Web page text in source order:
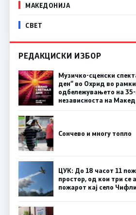
МАКЕДОНИЈА
СВЕТ
РЕДАКЦИСКИ ИЗБОР
Музичко-сценски
ден“ во Охрид во
одбележувањето на
независноста на
Сончево и многу топло
ЦУК: До 18 часот 11
простор, од кои три се
пожарот кај село